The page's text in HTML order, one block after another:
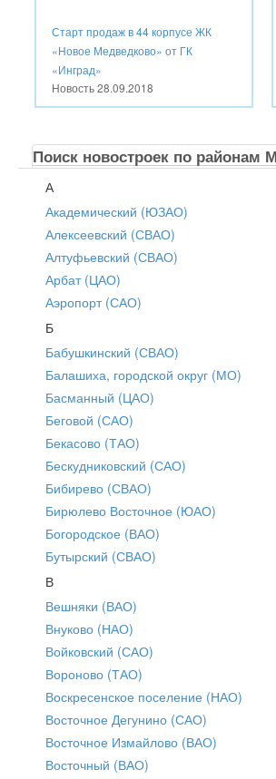
Старт продаж в 44 корпусе ЖК
«Новое Медведково» от ГК
«Инград»
Новость28.09.2018
Поиск новостроек по районам
А
Академический (ЮЗАО)
Алексеевский (СВАО)
Алтуфьевский (СВАО)
Арбат (ЦАО)
Аэропорт (САО)
Б
Бабушкинский (СВАО)
Балашиха, городской округ (МО)
Басманный (ЦАО)
Беговой (САО)
Бекасово (ТАО)
Бескудниковский (САО)
Бибирево (СВАО)
Бирюлево Восточное (ЮАО)
Богородское (ВАО)
Бутырский (СВАО)
В
Вешняки (ВАО)
Внуково (НАО)
Войковский (САО)
Вороново (ТАО)
Воскресенское поселение (НАО)
Восточное Дегунино (САО)
Восточное Измайлово (ВАО)
Восточный (ВАО)